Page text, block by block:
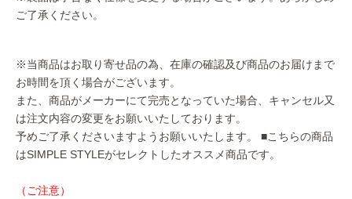
ご了承ください。
※当商品はお取り寄せ品の為、在庫の確認及び商品のお届けまで
お時間を頂く場合がございます。
また、商品がメーカーにて完売となっていた場合、キャンセル又
は注文内容の変更をお願いいたしております。
予めご了承くださいますようお願いいたします。 ■こちらの商品
はSIMPLE STYLEがセレクトしたオススメ商品です。
（ご注意）